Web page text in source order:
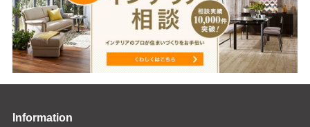
Information